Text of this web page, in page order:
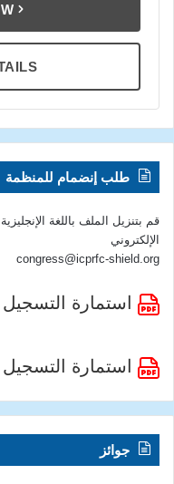
طلب إنضمام للمنظمة
قم بتنزيل الملف باللغة
الإلكتروني
congress@icprfc-shield.org
استمارة التسجيل
استمارة التسجيل
جوائز